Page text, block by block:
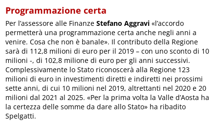
Programmazione certa
Per l’assessore alle FinanzeStefano Aggravi «l’accordo
permetterà una programmazione certa anche negli anni a
venire. Cosa che non è banale». Il contributo della Regione
sarà di 112,8 milioni di euro per il 2019 – con uno sconto di 10
milioni -, di 102,8 milione di euro per gli anni successivi.
Complessivamente lo Stato riconoscerà alla Regione 123
milioni di euro in investimenti diretti e indiretti nei prossimi
sette anni, di cui 10 milioni nel 2019, altrettanti nel 2020 e 20
milioni dal 2021 al 2025. «Per la prima volta la Valle d’Aosta ha
la certezza delle somme da dare allo Stato» ha ribadito
Spelgatti.